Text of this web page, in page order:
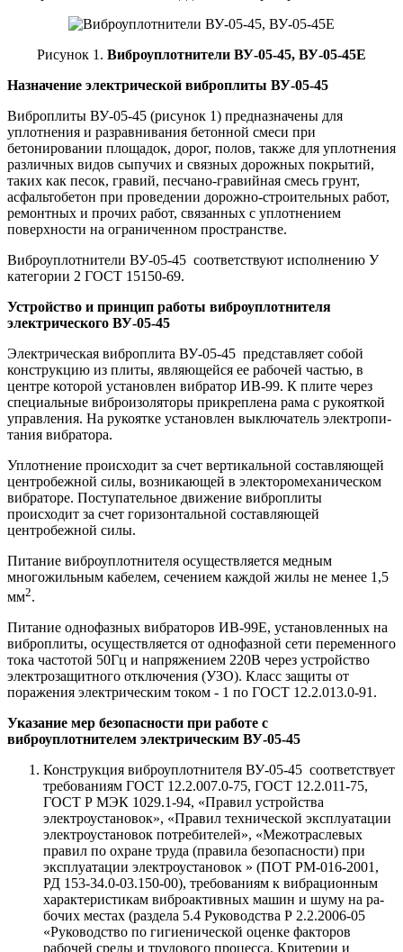
Рисунок 1. Виброуплотнители ВУ-05-45, ВУ-05-45Е
Назначение электрической виброплиты ВУ-05-45
Виброплиты ВУ-05-45 (рисунок 1) предназначены для
уплотнения и разравнивания бетонной смеси при
бетонировании площадок, дорог, полов, также для уплотнения
различных видов сыпучих и связных до­рожных покрытий,
таких как песок, гравий, песчано-гравийная смесь грунт,
асфальтобетон при проведении дорожно-строительных работ,
ремонтных и прочих работ, связанных с уплотнением
поверхности на ограниченном пространстве.
Виброуплотнители ВУ-05-45 соответствуют исполнению У
категории 2 ГОСТ 15150-69.
Устройство и принцип работы виброуплотнителя
электрического ВУ-05-45
Электрическая виброплита ВУ-05-45 представляет собой
конструкцию из плиты, яв­ляющейся ее рабочей частью, в
центре которой установлен вибратор ИВ-99. К плите через
специальные виброизоляторы прикреплена рама с ру­кояткой
управления. На рукоятке установлен выключатель электропи­
тания вибратора.
Уплотнение происходит за счет вертикальной составляющей
цен­тробежной силы, возникающей в электоромеханическом
вибраторе. Поступательное движение виброплиты
происходит за счет го­ризонтальной составляющей
центробежной силы.
Питание виброуплотнителя осуществляется медным
многожильным кабелем, сечением каждой жилы не менее 1,5
мм2.
Питание однофазных вибраторов ИВ-99Е, установленных на
виброплиты, осуществляется от однофазной сети переменного
тока часто­той 50Гц и напряжением 220В через устройство
электрозащитного отключения (УЗО). Класс защиты от
поражения электрическим током - 1 по ГОСТ 12.2.013.0-91.
Указание мер безопасности при работе с
виброуплотнителем электрическим ВУ-05-45
Конструкция виброуплотнителя ВУ-05-45 соответствует
требованиям ГОСТ 12.2.007.0-75, ГОСТ 12.2.011-75,
ГОСТ Р МЭК 1029.1-94, «Пра­вил устройства
электроустановок», «Правил технической эксплуата­ции
электроустановок потребителей», «Межотраслевых
правил по охране труда (правила безопасности) при
эксплуатации электроуста­новок » (ПОТ РМ-016-2001,
РД 153-34.0-03.150-00), требованиям к вибрационным
характеристикам виброактивных машин и шуму на ра­
бочих местах (раздела 5.4 Руководства Р 2.2.2006-05
«Руководство по гигиенической оценке факторов
рабочей среды и трудового процесса. Критерии и